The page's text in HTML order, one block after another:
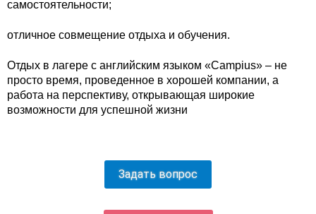
самостоятельности;
отличное совмещение отдыха и обучения.
Отдых в лагере с английским языком «Campius» – не
просто время, проведенное в хорошей компании, а
работа на перспективу, открывающая широкие
возможности для успешной жизни
Задать вопрос